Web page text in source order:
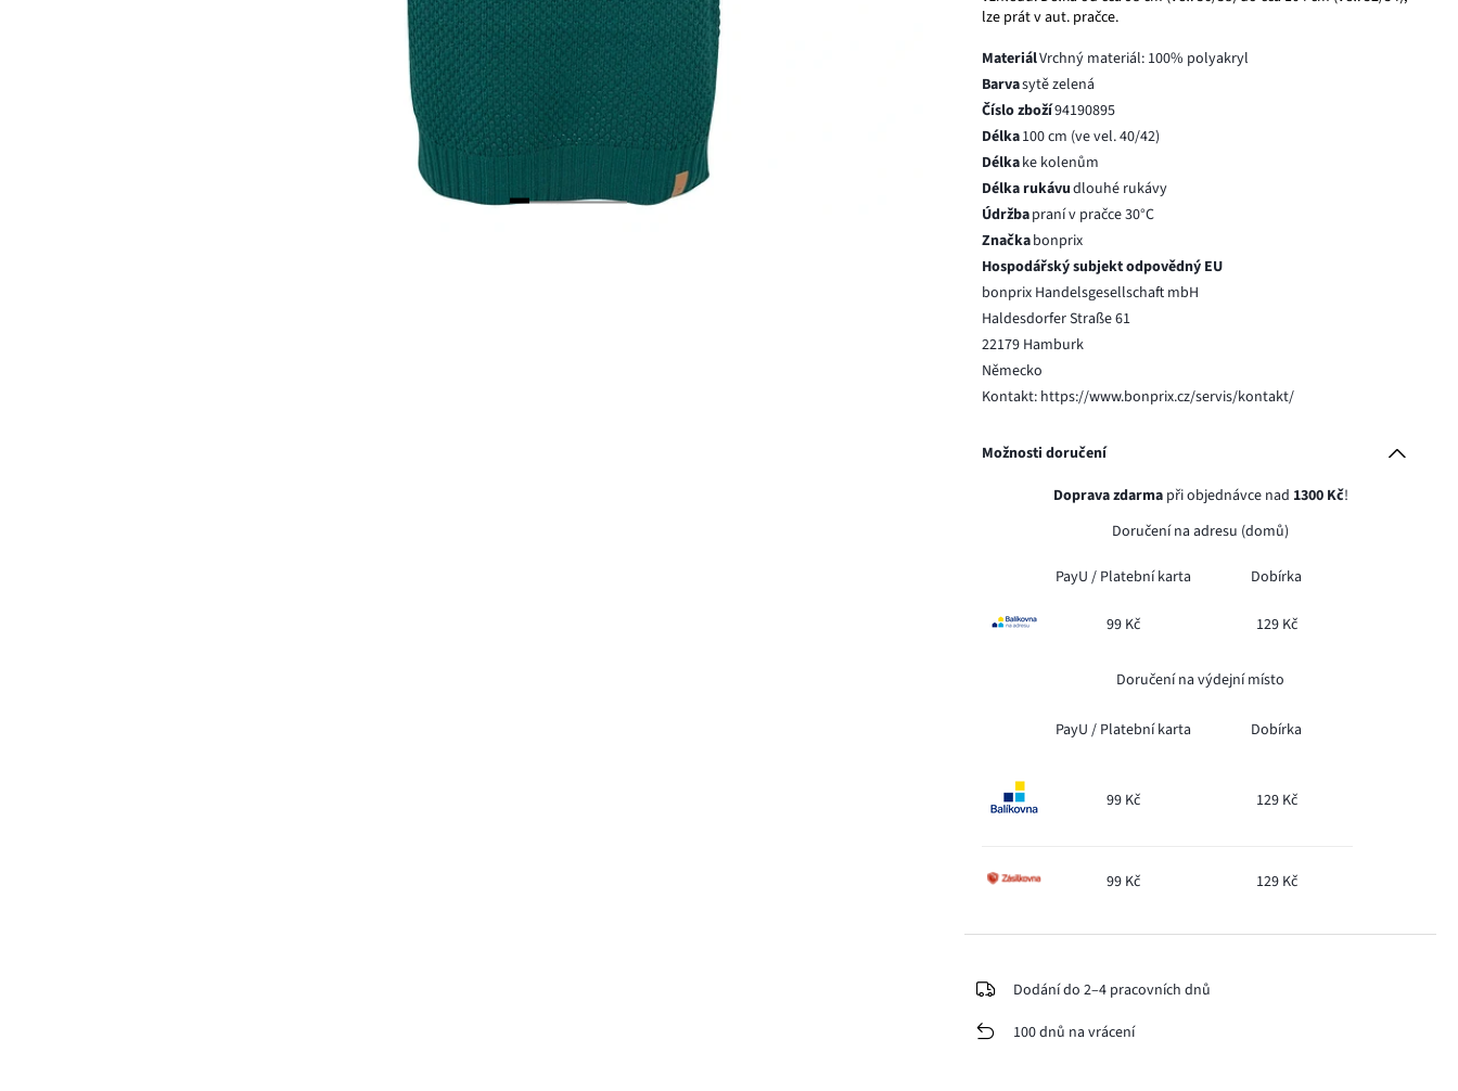
lze prát v aut. pračce.
MateriálVrchný materiál: 100% polyakryl
Barvasytě zelená
Číslo zboží94190895
Délka100 cm (ve vel. 40/42)
Délkake kolenům
Délka rukávudlouhé rukávy
Údržbapraní v pračce 30°C
Značkabonprix
Hospodářský subjekt odpovědný EU
bonprix Handelsgesellschaft mbH
Haldesdorfer Straße 61
22179 Hamburk
Německo
Kontakt: https://www.bonprix.cz/servis/kontakt/
Možnosti doručení
Doprava zdarmapři objednávce nad 1300 Kč!
Doručení na adresu (domů)
PayU / Platební karta Dobírka
99 Kč 129 Kč
Doručení na výdejní místo
PayU / Platební karta Dobírka
99 Kč 129 Kč
99 Kč 129 Kč
Dodání do 2–4 pracovních dnů
100 dnů na vrácení